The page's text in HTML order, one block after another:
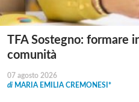
TFA Sostegno: formare
comunità
07 agosto 2026
di MARIA EMILIA CREMONESI*